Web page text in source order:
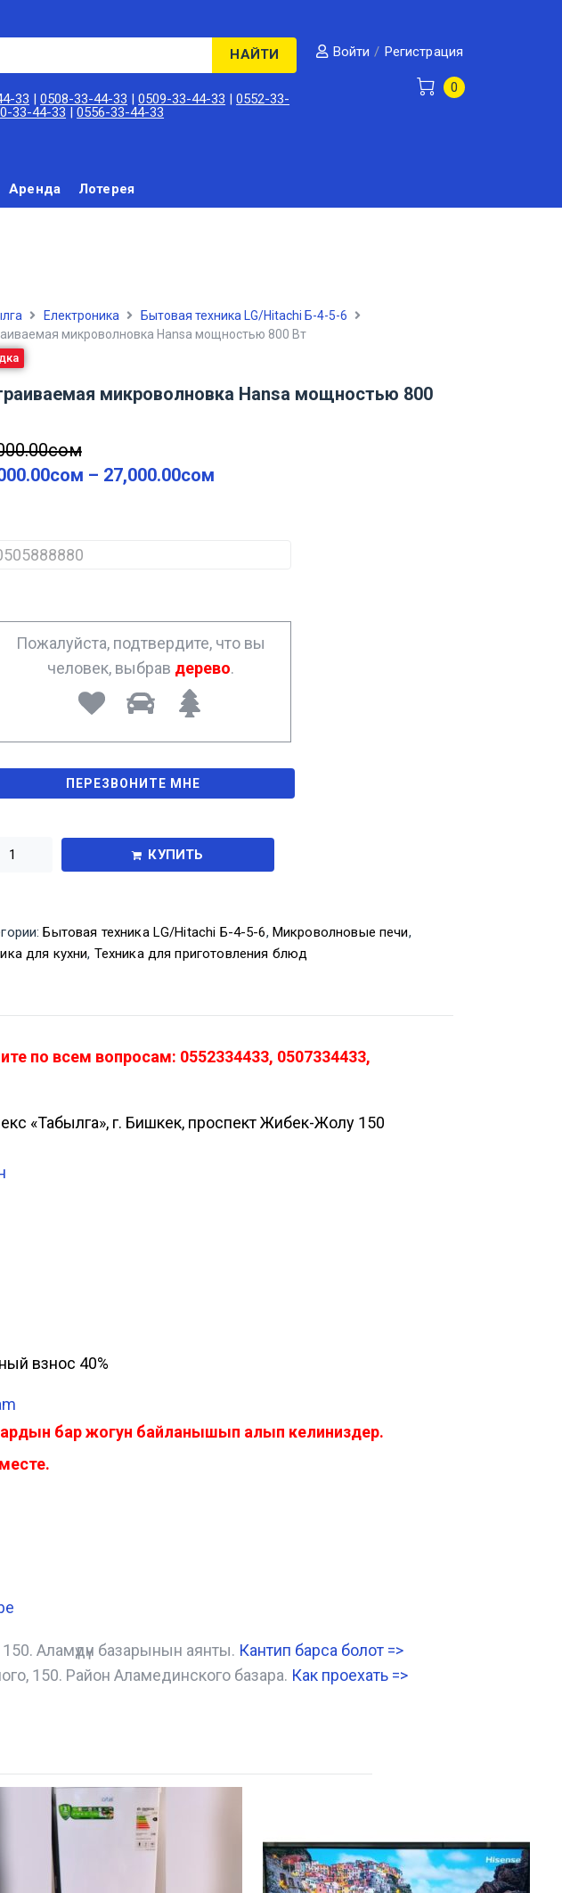
НАЙТИ
33 |0508-33-44-33 |0509-33-44-33 |0552-33-
33-44-33 |0556-33-44-33
Войти / Регистрация
0
Аренда Лотерея
Електроника
Бытовая техника LG/Hitachi Б-4-5-6
микроволновка Hansa мощностью 800 Вт
микроволновка Hansa мощностью 800
сом
сом – 27,000.00сом
Пожалуйста, подтвердите, что вы
человек, выбрав дерево.
КУПИТЬ
Бытовая техника LG/Hitachi Б-4-5-6, Микроволновые печи,
для кухни, Техника для приготовления блюд
по всем вопросам: 0552334433, 0507334433,
«Табылга», г. Бишкек, проспект Жибек-Жолу 150
взнос 40%
бар жогун байланышып алып келиниздер.
Аламүдүн базарынын аянты. Кантип барса болот =>
150. Район Аламединского базара. Как проехать =>